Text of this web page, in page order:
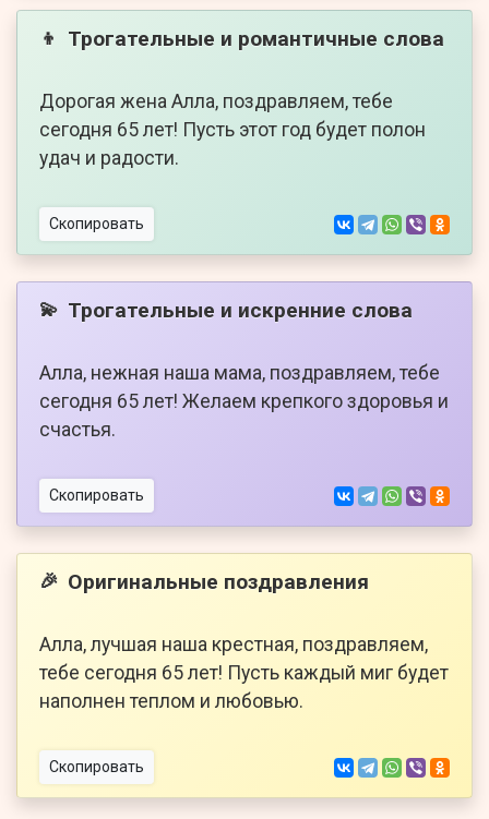
👦 Трогательные и романтичные слова
Дорогая жена Алла, поздравляем, тебе
сегодня 65 лет! Пусть этот год будет полон
удач и радости.
Скопировать
💫 Трогательные и искренние слова
Алла, нежная наша мама, поздравляем, тебе
сегодня 65 лет! Желаем крепкого здоровья и
счастья.
Скопировать
🎉 Оригинальные поздравления
Алла, лучшая наша крестная, поздравляем,
тебе сегодня 65 лет! Пусть каждый миг будет
наполнен теплом и любовью.
Скопировать